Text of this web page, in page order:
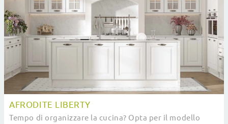
AFRODITE LIBERTY
Tempo di organizzare la cucina? Opta per il modello